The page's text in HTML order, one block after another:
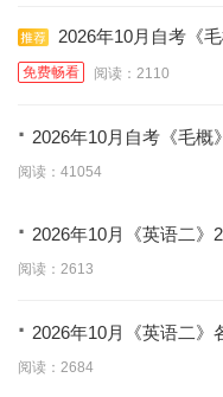
2026年10月自考《
免费畅看 阅读：2110
· 2026年10月自考《毛概
阅读：41054
· 2026年10月《英语二》
阅读：2613
· 2026年10月《英语二》
阅读：2684